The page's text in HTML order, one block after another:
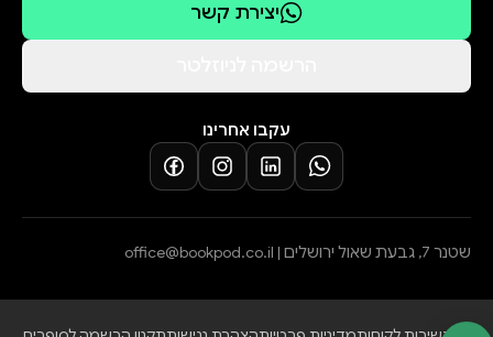
יצירת קשר
עקבו אחרינו
שטנר 7, גבעת שאול ירושלים | office@bookpod.co.il